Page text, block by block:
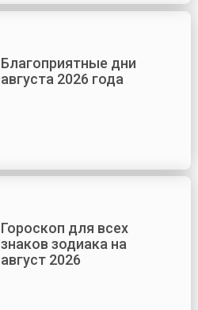
Благоприятные дни
августа 2026 года
Гороскоп для всех
знаков зодиака на
август 2026